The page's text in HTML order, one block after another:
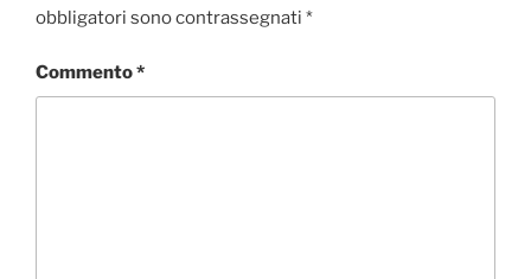
obbligatori sono contrassegnati *
Commento*